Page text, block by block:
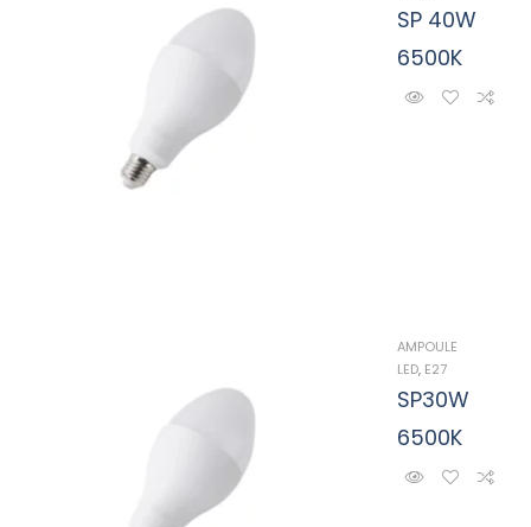
SP 40W
6500K
AMPOULE
LED, E27
SP30W
6500K